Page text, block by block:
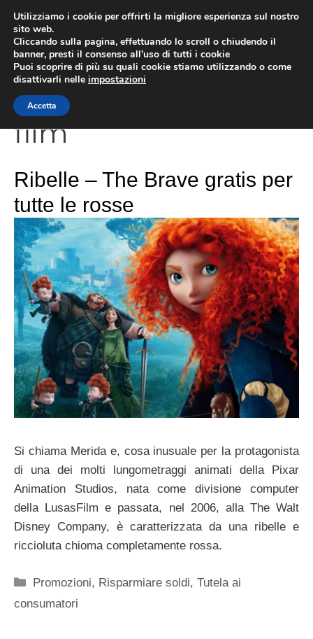
contenuto
film
Ribelle – The Brave gratis per
tutte le rosse
Si chiama Merida e, cosa inusuale per la protagonista
di una dei molti lungometraggi animati della Pixar
Animation Studios, nata come divisione computer
della LusasFilm e passata, nel 2006, alla The Walt
Disney Company, è caratterizzata da una ribelle e
riccioluta chioma completamente rossa.
Categorie
Promozioni, Risparmiare soldi,Tutela ai
consumatori
Utilizziamo i cookie per offrirti la migliore esperienza sul nostro
sito web.
Cliccando sulla pagina, effettuando lo scroll o chiudendo il
banner, presti il consenso all’uso di tutti i cookie
Puoi scoprire di più su quali cookie stiamo utilizzando o come
disattivarli nelle impostazioni
Accetta